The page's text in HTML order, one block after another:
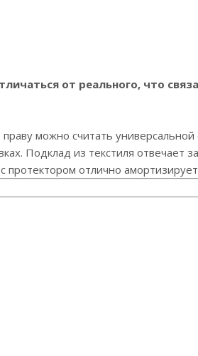
от реального, что
праву можно считать
Подклад из текстиля
отлично амортизирует